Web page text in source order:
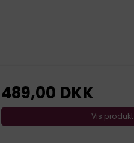
489,00 DKK
Vis produkt